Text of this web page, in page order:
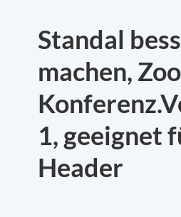
Standal
machen,
1, geeignet
Header